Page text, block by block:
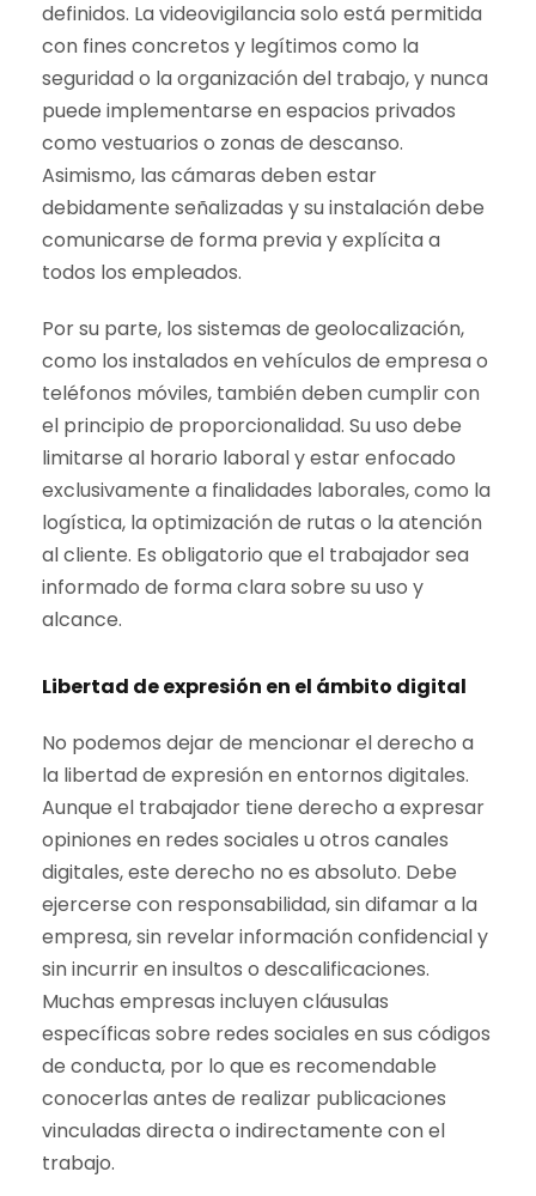
definidos. La videovigilancia solo está permitida
con fines concretos y legítimos como la
seguridad o la organización del trabajo, y nunca
puede implementarse en espacios privados
como vestuarios o zonas de descanso.
Asimismo, las cámaras deben estar
debidamente señalizadas y su instalación debe
comunicarse de forma previa y explícita a
todos los empleados.
Por su parte, los sistemas de geolocalización,
como los instalados en vehículos de empresa o
teléfonos móviles, también deben cumplir con
el principio de proporcionalidad. Su uso debe
limitarse al horario laboral y estar enfocado
exclusivamente a finalidades laborales, como la
logística, la optimización de rutas o la atención
al cliente. Es obligatorio que el trabajador sea
informado de forma clara sobre su uso y
alcance.
Libertad de expresión en el ámbito digital
No podemos dejar de mencionar el derecho a
la libertad de expresión en entornos digitales.
Aunque el trabajador tiene derecho a expresar
opiniones en redes sociales u otros canales
digitales, este derecho no es absoluto. Debe
ejercerse con responsabilidad, sin difamar a la
empresa, sin revelar información confidencial y
sin incurrir en insultos o descalificaciones.
Muchas empresas incluyen cláusulas
específicas sobre redes sociales en sus códigos
de conducta, por lo que es recomendable
conocerlas antes de realizar publicaciones
vinculadas directa o indirectamente con el
trabajo.